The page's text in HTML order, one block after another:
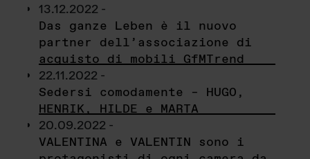
13.12.2022 -
Das ganze Leben è il nuovo
partner dell’associazione di
acquisto di mobili GfMTrend
22.11.2022 -
Sedersi comodamente – HUGO,
HENRIK, HILDE e MARTA
20.09.2022 -
VALENTINA e VALENTIN sono i